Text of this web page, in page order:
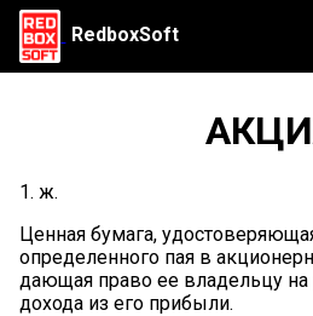
RedboxSoft
1. ж.
Ценная бумага,
определенного пая в
дающая право ее владельцу на
дохода из его прибыли.